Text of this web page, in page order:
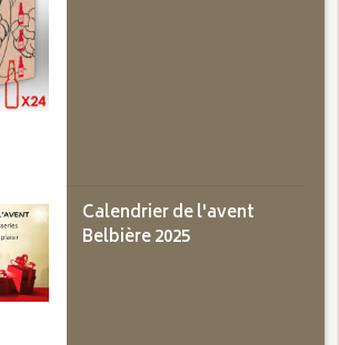
Calendrier de l'avent
Belbière 2025